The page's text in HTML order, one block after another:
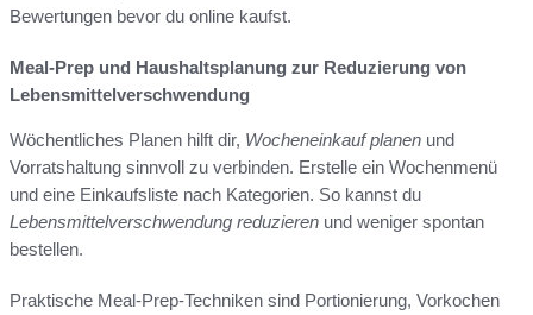
Bewertungen bevor du online kaufst.
Meal-Prep und Haushaltsplanung zur Reduzierung von
Lebensmittelverschwendung
Wöchentliches Planen hilft dir, Wocheneinkauf planen und
Vorratshaltung sinnvoll zu verbinden. Erstelle ein Wochenmenü
und eine Einkaufsliste nach Kategorien. So kannst du
Lebensmittelverschwendung reduzieren und weniger spontan
bestellen.
Praktische Meal-Prep-Techniken sind Portionierung, Vorkochen